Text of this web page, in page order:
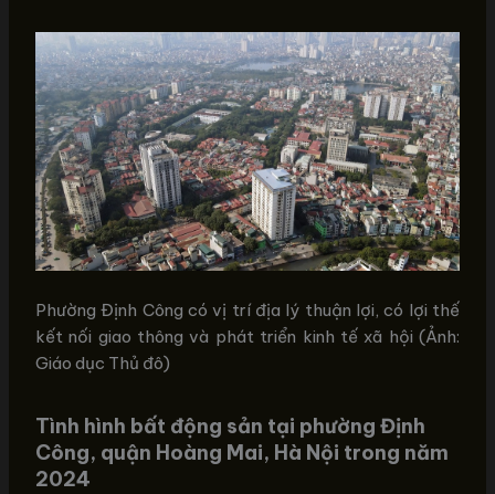
Phường Định Công có vị trí địa lý thuận lợi, có lợi thế
kết nối giao thông và phát triển kinh tế xã hội (Ảnh:
Giáo dục Thủ đô)
Tình hình bất động sản tại phường Định
Công, quận Hoàng Mai, Hà Nội trong năm
2024